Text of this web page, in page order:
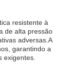
resistente à
de alta pressão
adversas.A
garantindo a
exigentes.